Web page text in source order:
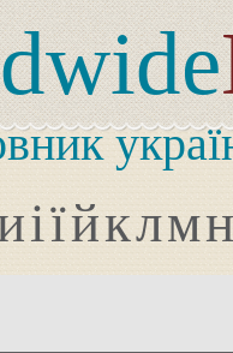
іїйклмн